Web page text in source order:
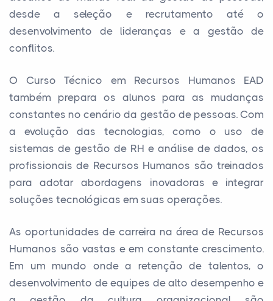
desde a seleção e recrutamento até o
desenvolvimento de lideranças e a gestão de
conflitos.
O Curso Técnico em Recursos Humanos EAD
também prepara os alunos para as mudanças
constantes no cenário da gestão de pessoas. Com
a evolução das tecnologias, como o uso de
sistemas de gestão de RH e análise de dados, os
profissionais de Recursos Humanos são treinados
para adotar abordagens inovadoras e integrar
soluções tecnológicas em suas operações.
As oportunidades de carreira na área de Recursos
Humanos são vastas e em constante crescimento.
Em um mundo onde a retenção de talentos, o
desenvolvimento de equipes de alto desempenho e